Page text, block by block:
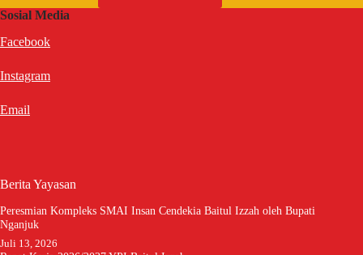
Sosial Media
Facebook
Instagram
Email
Berita Yayasan
Peresmian Kompleks SMAI Insan Cendekia Baitul Izzah oleh Bupati
Nganjuk
Juli 13, 2026